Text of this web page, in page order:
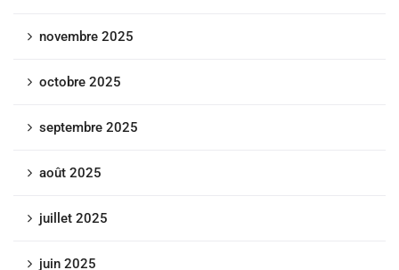
novembre 2025
octobre 2025
septembre 2025
août 2025
juillet 2025
juin 2025